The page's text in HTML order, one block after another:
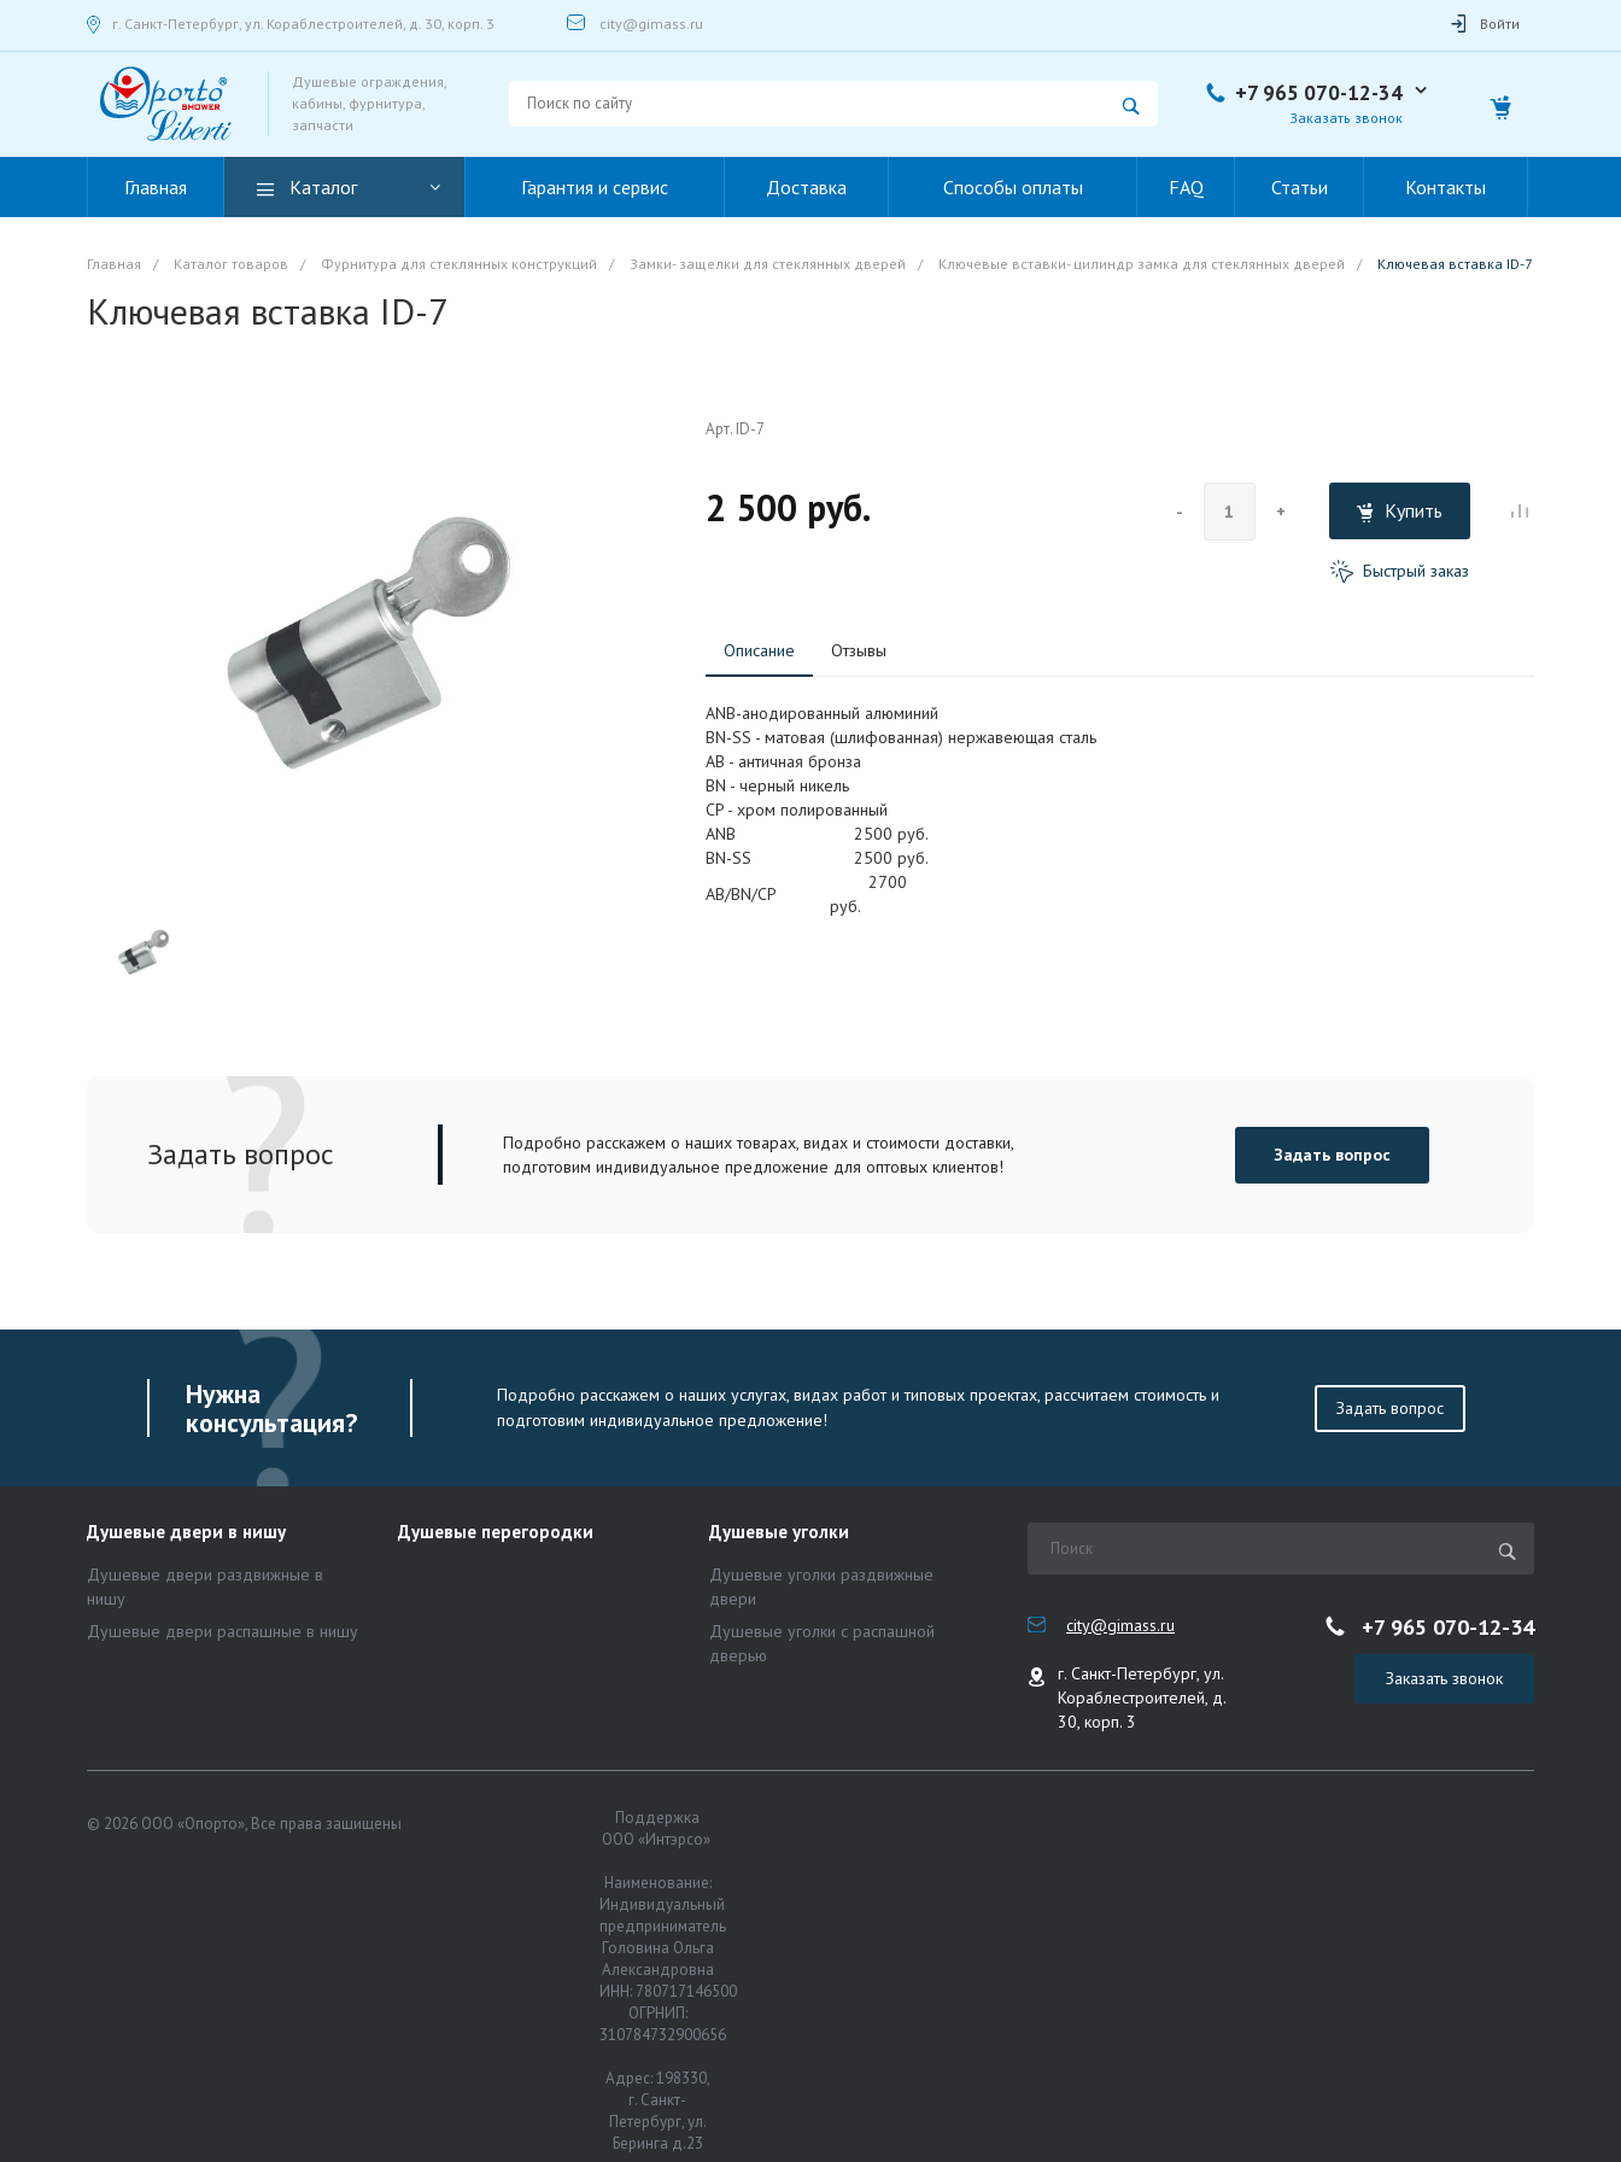
г. Санкт-Петербург, ул. Кораблестроителей, д. 30, корп. 3 city@gimass.ru Войти
Душевые ограждения,
кабины, фурнитура,
запчасти
+7 965 070-12-34
Заказать звонок
Главная Каталог Гарантия и сервис Доставка Способы оплаты FAQ Статьи Контакты
Главная / Каталог товаров / Фурнитура для стеклянных конструкций / Замки- защелки для стеклянных дверей / Ключевые вставки- цилиндр замка для стеклянных дверей / Ключевая вставка ID-7
Ключевая вставка ID-7
Арт. ID-7
2 500 руб. - + Купить
Быстрый заказ
Описание Отзывы
ANB-анодированный алюминий
BN-SS - матовая (шлифованная) нержавеющая сталь
АB - античная бронза
BN - черный никель
CP - хром полированный
ANB
2500 руб.
BN-SS
2500 руб.
AB/BN/CP
2700
руб.
Задать вопрос
Подробно расскажем о наших товарах, видах и стоимости доставки,
подготовим индивидуальное предложение для оптовых клиентов!
Задать вопрос
Нужна
консультация?
Подробно расскажем о наших услугах, видах работ и типовых проектах, рассчитаем стоимость и
подготовим индивидуальное предложение!
Задать вопрос
Душевые двери в нишу
Душевые двери раздвижные в
нишу
Душевые двери распашные в нишу
Душевые перегородки Душевые уголки
Душевые уголки раздвижные
двери
Душевые уголки с распашной
дверью
city@gimass.ru
г. Санкт-Петербург, ул.
Кораблестроителей, д.
30, корп. 3
+7 965 070-12-34
Заказать звонок
© 2026 ООО «Опорто», Все права защищены
Поддержка
ООО «Интэрсо»
Наименование:
Индивидуальный
предприниматель
Головина Ольга
Александровна
ИНН: 780717146500
ОГРНИП:
310784732900656
Адрес: 198330,
г. Санкт-
Петербург, ул.
Беринга д.23